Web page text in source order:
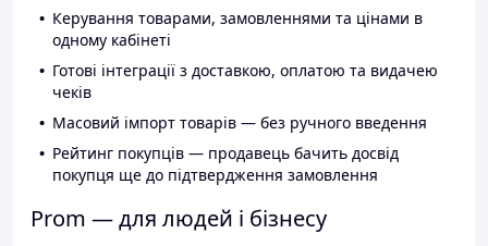
Керування товарами, замовленнями та цінами в
одному кабінеті
Готові інтеграції з доставкою, оплатою та видачею
чеків
Масовий імпорт товарів — без ручного введення
Рейтинг покупців — продавець бачить досвід
покупця ще до підтвердження замовлення
Prom — для людей і бізнесу